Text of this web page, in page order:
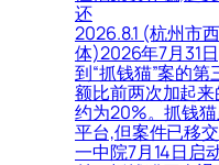
还
2026.8.1 (杭州市
体)2026年7月31
到“抓钱猫”案的
额比前两次加起
约为20%。抓钱
平台,但案件已移
一中院7月14日启